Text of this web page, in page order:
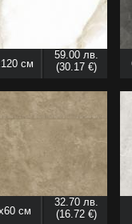
см
59.00 лв.
(30.17 €)
см
32.70 лв.
(16.72 €)